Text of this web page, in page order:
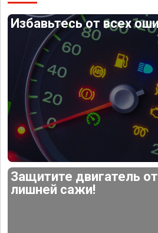
Избавьтесь от всех
Защитите двигатель
лишней сажи!